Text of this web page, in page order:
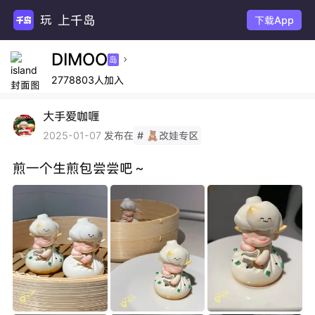
玩主 上千岛 下载App
DIMOO 岛 
2778803人加入
大手爱咖喱
2025-01-07 发布在 # 🧸改娃专区
煎一个生煎包尝尝吧～